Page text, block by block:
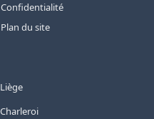
Confidentialité
Plan du site
Liège
Charleroi